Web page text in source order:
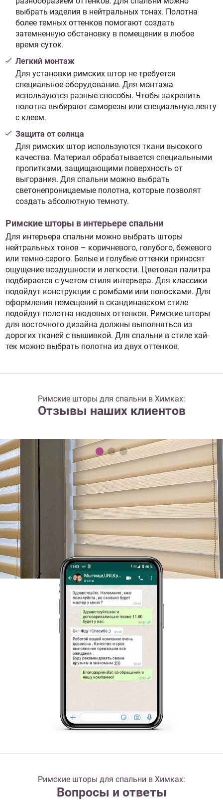
выбрать изделия в нейтральных тонах. Полотна
более темных оттенков помогают создать
затемненную обстановку в помещении в любое
время суток.
Легкий монтаж
Для установки римских штор не требуется
специальное оборудование. Для монтажа
используются разные способы. Чтобы закрепить
полотна выбирают саморезы или специальную ленту
с клеем.
Защита от солнца
Для римских штор используются ткани высокого
качества. Материал обрабатывается специальными
пропитками, защищающими поверхность от
выгорания. Для спальни можно выбрать
светонепроницаемые полотна, которые позволят
создать абсолютную темноту.
Римские шторы в интерьере спальни
Для интерьера спальни можно выбрать шторы
нейтральных тонов – коричневого, голубого, бежевого
или темно-серого. Белые и голубые оттенки приносят
ощущение воздушности и легкости. Цветовая палитра
подбирается с учетом стиля интерьера. Для классики
подойдут конструкции с ромбами или полосками. Для
оформления помещений в скандинавском стиле
подойдут полотна нюдовых оттенков. Римские шторы
для восточного дизайна должны выполняться из
дорогих тканей с вышивкой. Для спальни в стиле хай-
тек можно выбрать полотна из двух оттенков.
Римские шторы для спальни в Химках:
Отзывы наших клиентов
Римские шторы для спальни в Химках:
Вопросы и ответы